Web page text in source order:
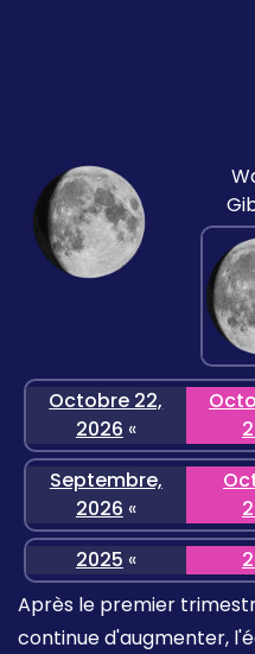
Octobre 22,
2026 «
Septembre,
2026 «
2025 «
Après le premier
continue d'augmenter,